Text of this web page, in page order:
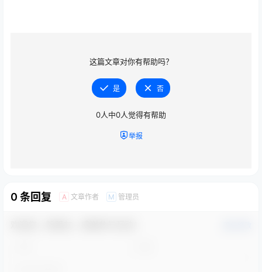
这篇文章对你有帮助吗？
是 否
0人中0人觉得有帮助
举报
0 条回复 A 文章作者 M 管理员